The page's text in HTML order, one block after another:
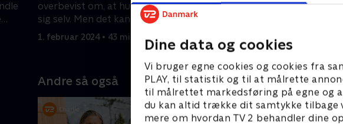
Dine data og cookies
Vi bruger egne cookies og cookies fra
PLAY, til statistik og til at målrette
til målrettet markedsføring på egne og
du kan altid trække dit samtykke tilbage
mere om hvordan TV 2 behandler dine
overbevist om, at hun kan behandle
sig selv. Men det kan have fatale
konsekvenser for hende.
1. februar 2024 • 43 min
viser sig, at der ligger mere
2. februar 2024 • 43 min
Andre så også